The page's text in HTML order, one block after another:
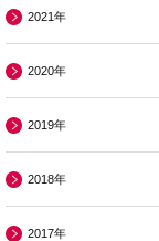
2021年
2020年
2019年
2018年
2017年